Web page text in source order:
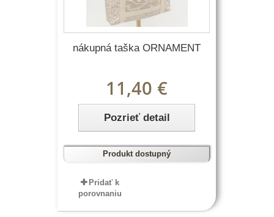
nákupná taška ORNAMENT
11,40 €
Pozrieť detail
Produkt dostupný
Pridať k
porovnaniu